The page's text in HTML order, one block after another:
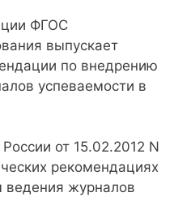
ФГОС
выпускает
по внедрению
успеваемости в
от 15.02.2012 N
рекомендациях
ведения журналов